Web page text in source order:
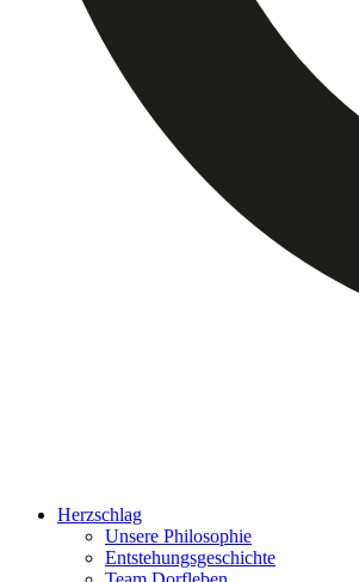
Herzschlag
Unsere Philosophie
Entstehungsgeschichte